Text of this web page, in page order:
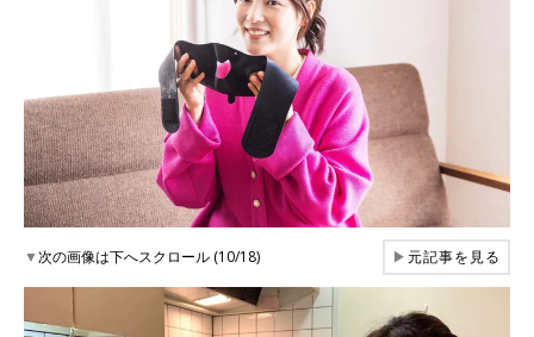
▼次の画像は下へスクロール (10/18) ▶元記事を見る